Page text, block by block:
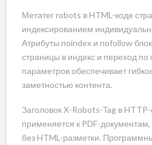
Метатег robots в HTML-коде
индексированием
Атрибуты noindex и nofollow
страницы в индекс и переход
параметров обеспечивает
заметностью контента.
Заголовок X-Robots-Tag в
применяется к PDF-
без HTML-разметки.